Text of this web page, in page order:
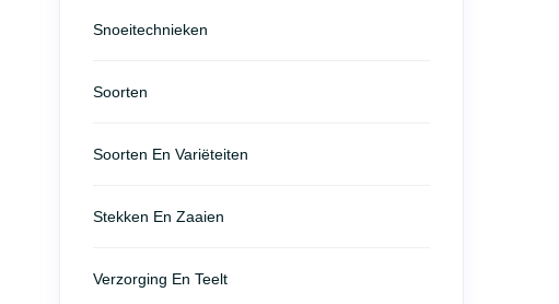
Snoeitechnieken
Soorten
Soorten En Variëteiten
Stekken En Zaaien
Verzorging En Teelt